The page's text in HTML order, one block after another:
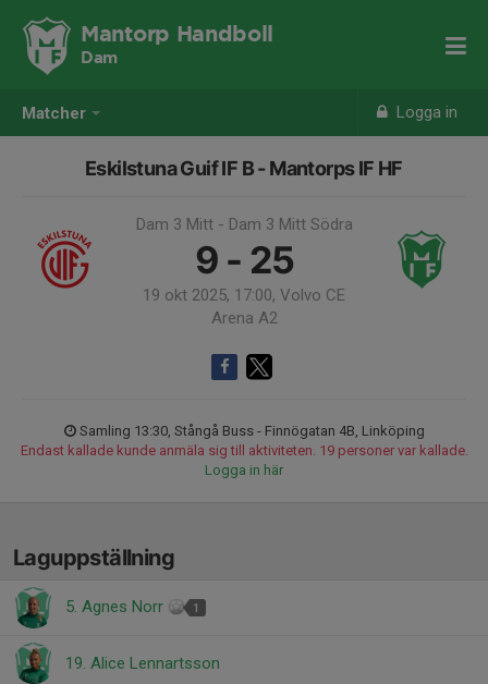
Matcher Logga in
Mantorp Handboll
Dam
Eskilstuna Guif IF B - Mantorps IF HF
Dam 3 Mitt - Dam 3 Mitt Södra
9 - 25
19 okt 2025, 17:00, Volvo CE
Arena A2
Samling 13:30, Stångå Buss - Finnögatan 4B, Linköping
Endast kallade kunde anmäla sig till aktiviteten. 19 personer var kallade.
Logga in här
Laguppställning
5. Agnes Norr 1
19. Alice Lennartsson